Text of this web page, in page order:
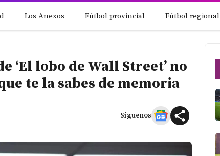
Los Anexos Fútbol provincial Fútbol regional
‘El lobo de Wall Street’ no
te la sabes de memoria
Síguenos